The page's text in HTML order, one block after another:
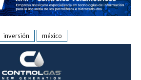
inversión méxico